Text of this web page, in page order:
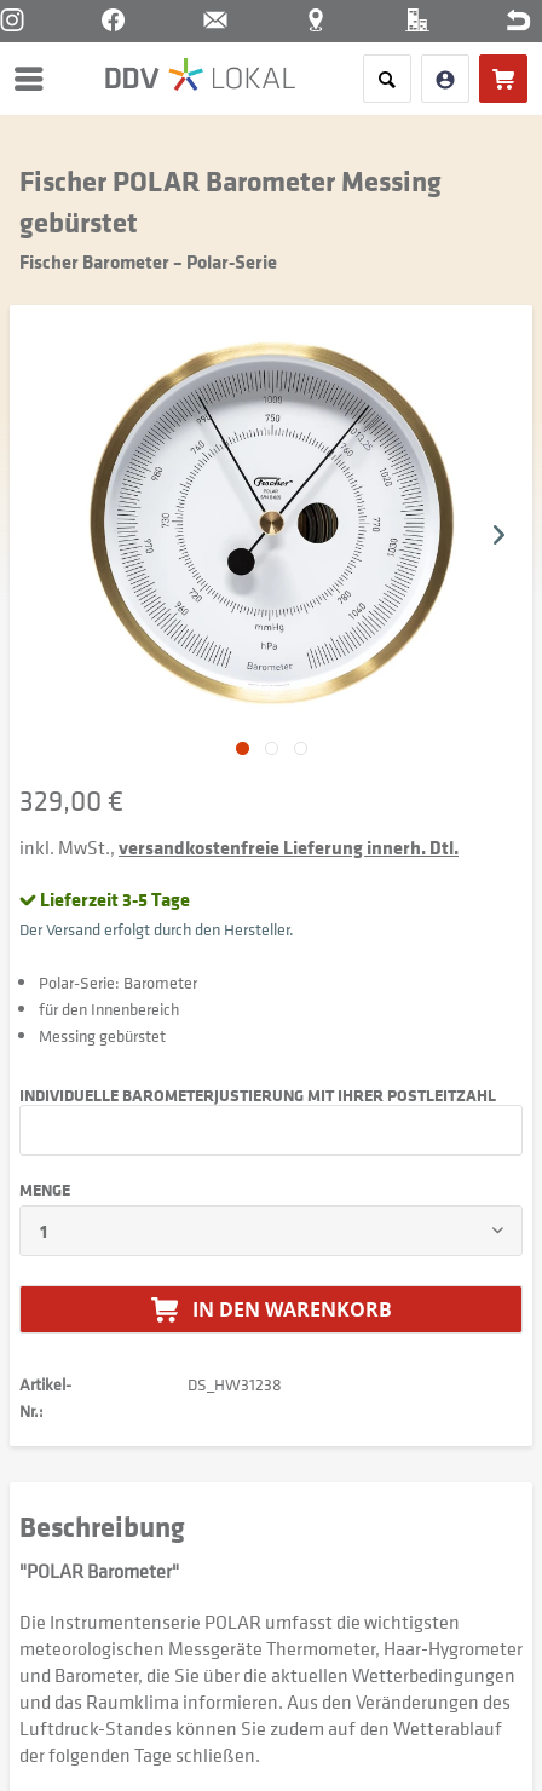
Menü
Fischer POLAR Barometer Messing
gebürstet
Fischer Barometer – Polar-Serie
329,00 €
inkl. MwSt.,versandkostenfreie Lieferung innerh. Dtl.
Lieferzeit 3-5 Tage
Der Versand erfolgt durch den Hersteller.
Polar-Serie: Barometer
für den Innenbereich
Messing gebürstet
INDIVIDUELLE BAROMETERJUSTIERUNG MIT IHRER POSTLEITZAHL
MENGE
IN DEN WARENKORB
Artikel-
Nr.:
DS_HW31238
Beschreibung
"POLAR Barometer"
Die Instrumentenserie POLAR umfasst die wichtigsten
meteorologischen Messgeräte Thermometer, Haar-Hygrometer
und Barometer, die Sie über die aktuellen Wetterbedingungen
und das Raumklima informieren. Aus den Veränderungen des
Luftdruck-Standes können Sie zudem auf den Wetterablauf
der folgenden Tage schließen.